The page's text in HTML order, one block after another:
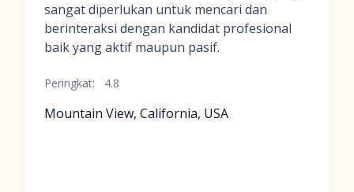
sangat diperlukan untuk mencari dan
berinteraksi dengan kandidat profesional
baik yang aktif maupun pasif.
Peringkat: 4.8
Mountain View, California, USA